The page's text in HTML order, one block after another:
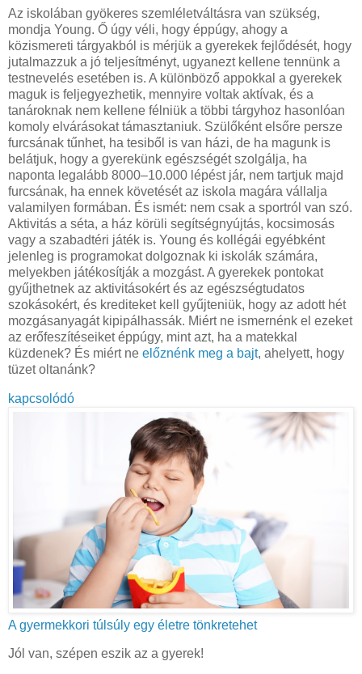
Az iskolában gyökeres szemléletváltásra van szükség,
mondja Young. Ő úgy véli, hogy éppúgy, ahogy a
közismereti tárgyakból is mérjük a gyerekek fejlődését, hogy
jutalmazzuk a jó teljesítményt, ugyanezt kellene tennünk a
testnevelés esetében is. A különböző appokkal a gyerekek
maguk is feljegyezhetik, mennyire voltak aktívak, és a
tanároknak nem kellene félniük a többi tárgyhoz hasonlóan
komoly elvárásokat támasztaniuk. Szülőként elsőre persze
furcsának tűnhet, ha tesiből is van házi, de ha magunk is
belátjuk, hogy a gyerekünk egészségét szolgálja, ha
naponta legalább 8000–10.000 lépést jár, nem tartjuk majd
furcsának, ha ennek követését az iskola magára vállalja
valamilyen formában. És ismét: nem csak a sportról van szó.
Aktivitás a séta, a ház körüli segítségnyújtás, kocsimosás
vagy a szabadtéri játék is. Young és kollégái egyébként
jelenleg is programokat dolgoznak ki iskolák számára,
melyekben játékosítják a mozgást. A gyerekek pontokat
gyűjthetnek az aktivitásokért és az egészségtudatos
szokásokért, és krediteket kell gyűjteniük, hogy az adott hét
mozgásanyagát kipipálhassák. Miért ne ismernénk el ezeket
az erőfeszítéseiket éppúgy, mint azt, ha a matekkal
küzdenek? És miért ne előznénk meg a bajt, ahelyett, hogy
tüzet oltanánk?
kapcsolódó
A gyermekkori túlsúly egy életre tönkretehet
Jól van, szépen eszik az a gyerek!